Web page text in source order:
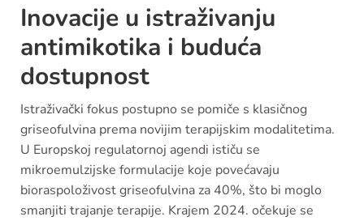
Inovacije u istraživanju
antimikotika i buduća
dostupnost
Istraživački fokus postupno se pomiče s klasičnog
griseofulvina prema novijim terapijskim modalitetima.
U Europskoj regulatornoj agendi ističu se
mikroemulzijske formulacije koje povećavaju
bioraspoloživost griseofulvina za 40%, što bi moglo
smanjiti trajanje terapije. Krajem 2024. očekuje se